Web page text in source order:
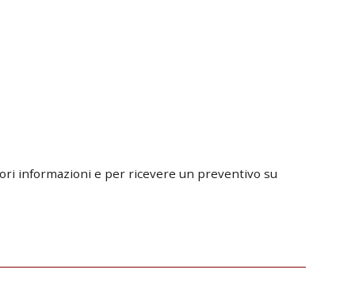
informazioni e per ricevere un preventivo su